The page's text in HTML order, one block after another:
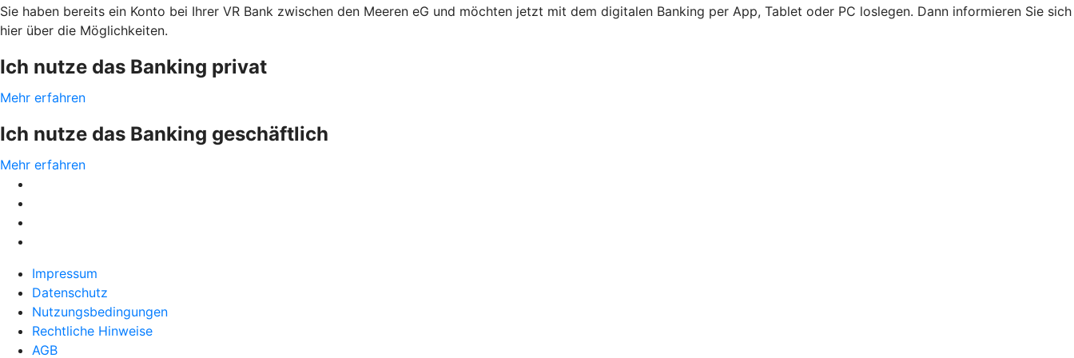
Sie haben bereits ein Konto bei Ihrer VR Bank zwischen den Meeren eG und möchten jetzt mit dem digitalen Banking per App, Tablet oder PC loslegen. Dann informieren Sie sich
hier über die Möglichkeiten.
Ich nutze das Banking privat
Mehr erfahren
Ich nutze das Banking geschäftlich
Mehr erfahren
Impressum
Datenschutz
Nutzungsbedingungen
Rechtliche Hinweise
AGB